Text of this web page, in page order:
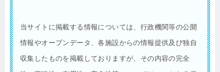
当サイトに掲載する情報については、行政機関等の公開
情報やオープンデータ、各施設からの情報提供及び独自
収集したものを掲載しておりますが、その内容の完全